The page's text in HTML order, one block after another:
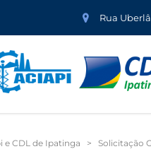
Rua
e CDL de Ipatinga > Solicitação